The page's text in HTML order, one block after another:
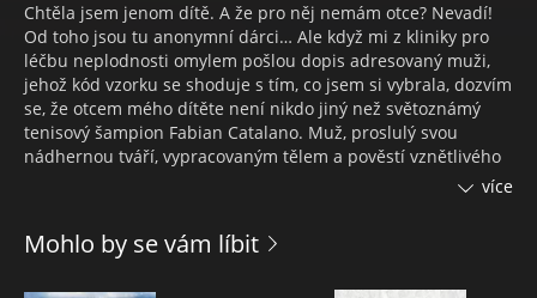
Chtěla jsem jenom dítě. A že pro něj nemám otce? Nevadí!
Od toho jsou tu anonymní dárci… Ale když mi z kliniky pro
léčbu neplodnosti omylem pošlou dopis adresovaný muži,
jehož kód vzorku se shoduje s tím, co jsem si vybrala, dozvím
se, že otcem mého dítěte není nikdo jiný než světoznámý
tenisový šampion Fabian Catalano. Muž, proslulý svou
nádhernou tváří, vypracovaným tělem a pověstí vznětlivého
divocha. A když si nás pak klinika pozve na schůzku ohledně
aby u nás na čas zůstal, nastavím základní pravidla…
více
Mohlo by se vám líbit